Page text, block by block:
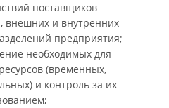
поставщиков
внешних и внутренних
предприятия;
необходимых для
(временных,
и контроль за их